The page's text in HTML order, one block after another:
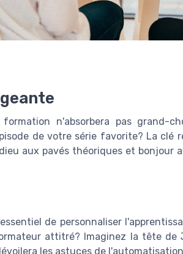
n'absorbera pas grand-
de votre série favorite? La clé
aux pavés théoriques et bonjour
de personnaliser
attitré? Imaginez la tête de
les astuces de